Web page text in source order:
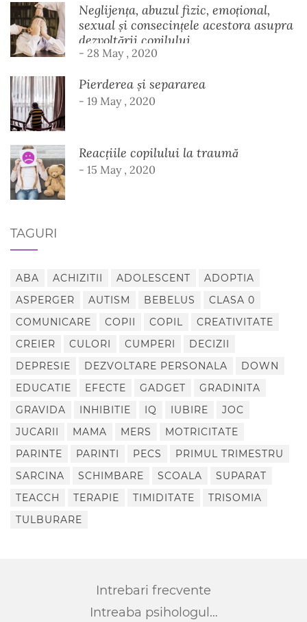
Neglijența, abuzul fizic, emoțional,
sexual și consecințele acestora asupra
dezvoltării copilului
- 28 May , 2020
Pierderea și separarea
- 19 May , 2020
Reacțiile copilului la traumă
- 15 May , 2020
TAGURI
ABA ACHIZITII ADOLESCENT
ADOPTIA
ASPERGER
AUTISM BEBELUS
CLASA 0
COMUNICARE
COPII COPIL
CREATIVITATE
CREIER
CULORI CUMPERI
DECIZII
DEPRESIE
DEZVOLTARE PERSONALA
DOWN
EDUCATIE
EFECTE GADGET
GRADINITA
GRAVIDA
INHIBITIE IQ IUBIRE
JOC
JUCARII
MAMA MERS
MOTRICITATE
PARINTE
PARINTI PECS
PRIMUL TRIMESTRU
SARCINA
SCHIMBARE SCOALA
SUPARAT
TEACCH
TERAPIE TIMIDITATE
TRISOMIA
TULBURARE
Intrebari frecvente
Intreaba psihologul…